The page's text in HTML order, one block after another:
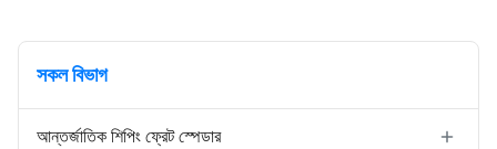
সকল বিভাগ
আন্তর্জাতিক শিপিং ফ্রেট স্পেডার